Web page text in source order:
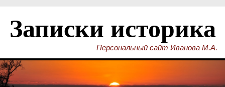
Записки историка
Персональный сайт Иванова М.А.